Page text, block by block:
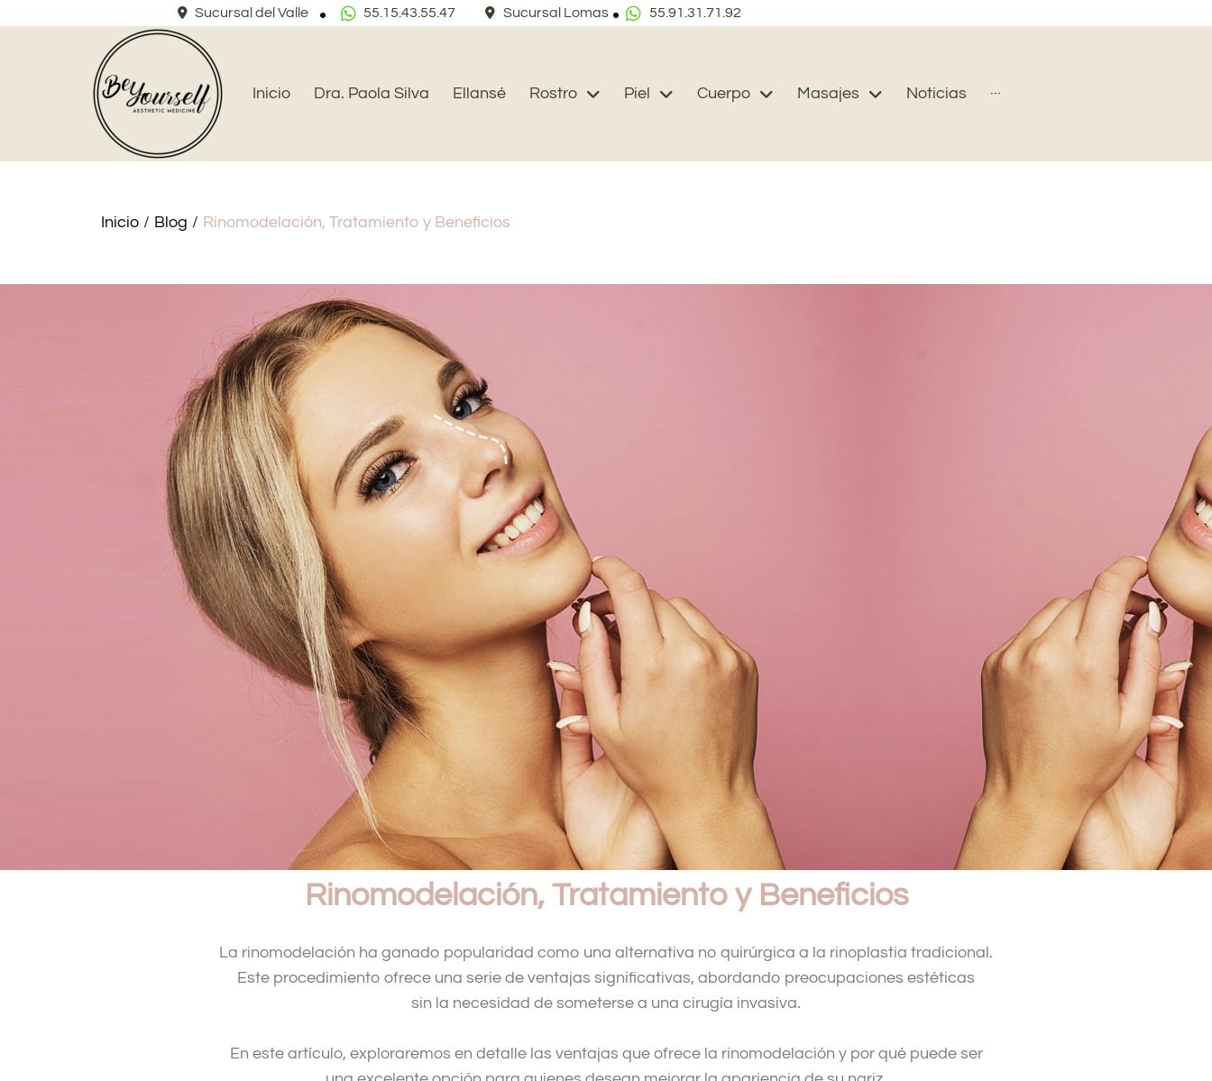
Sucursal del Valle 55.15.43.55.47 Sucursal Lomas 55.91.31.71.92
Inicio Dra. Paola Silva Ellansé Rostro Piel Cuerpo Masajes Noticias ···
Inicio / Blog / Rinomodelación, Tratamiento y Beneficios
Rinomodelación, Tratamiento y Beneficios
La rinomodelación ha ganado popularidad como una alternativa no quirúrgica a la rinoplastia tradicional.
Este procedimiento ofrece una serie de ventajas significativas, abordando preocupaciones estéticas
sin la necesidad de someterse a una cirugía invasiva.
En este artículo, exploraremos en detalle las ventajas que ofrece la rinomodelación y por qué puede ser